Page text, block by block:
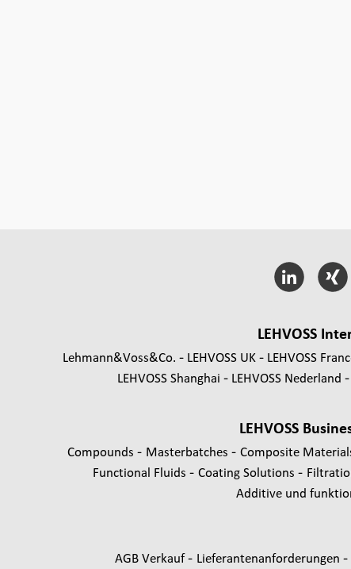
LEHVOSS
Lehmann&Voss&Co. LEHVOSS UK LEHVOSS
LEHVOSS Shanghai
LEHVOSS Nederland
LEHVOSS
Compounds - Masterbatches - Composite
Functional Fluids - Coating Solutions -
Additive und
AGB Verkauf- Lieferantenanforderungen -